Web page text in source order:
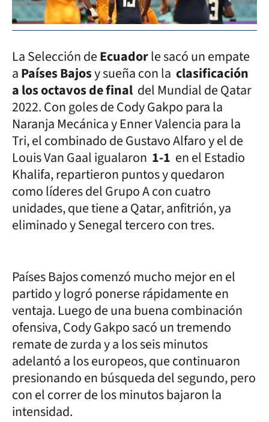
La Selección deEcuadorle sacó un empate
aPaíses Bajosy sueña con la clasificación
a los octavos de final del Mundial de Qatar
2022. Con goles de Cody Gakpo para la
Naranja Mecánica y Enner Valencia para la
Tri, el combinado de Gustavo Alfaro y el de
Louis Van Gaal igualaron 1-1 en el Estadio
Khalifa, repartieron puntos y quedaron
como líderes del Grupo A con cuatro
unidades, que tiene a Qatar, anfitrión, ya
eliminado y Senegal tercero con tres.
Países Bajos comenzó mucho mejor en el
partido y logró ponerse rápidamente en
ventaja. Luego de una buena combinación
ofensiva, Cody Gakpo sacó un tremendo
remate de zurda y a los seis minutos
adelantó a los europeos, que continuaron
presionando en búsqueda del segundo, pero
con el correr de los minutos bajaron la
intensidad.